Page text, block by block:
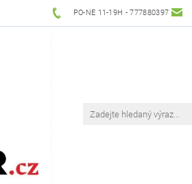
PO-NE 11-19H - 777880397